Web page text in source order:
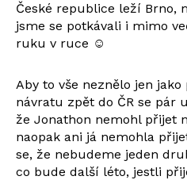
České republice leží Brno,
jsme se potkávali i mimo
ruku v ruce ☺
Aby to vše neznělo jen
návratu zpět do ČR se pár
že Jonathon nemohl přijet
naopak ani já nemohla
se, že nebudeme jeden
co bude další léto, jestli